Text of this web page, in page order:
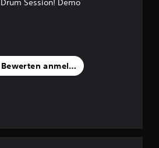
Session! Demo
anmelden